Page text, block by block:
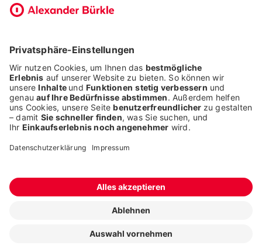
Bevor Sie sich anmelden, möchten wir wissen, ob Sie bereits
ICH BIN BEREITS KUNDE
ICH BIN KEIN KUNDE